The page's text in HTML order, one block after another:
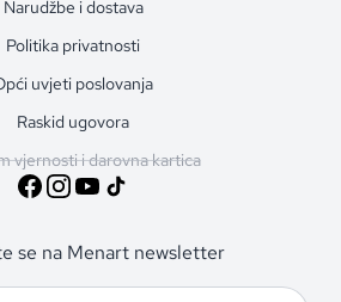
Narudžbe i dostava
Politika privatnosti
uvjeti poslovanja
Raskid ugovora
vjernosti i darovna kartica
se na Menart newsletter